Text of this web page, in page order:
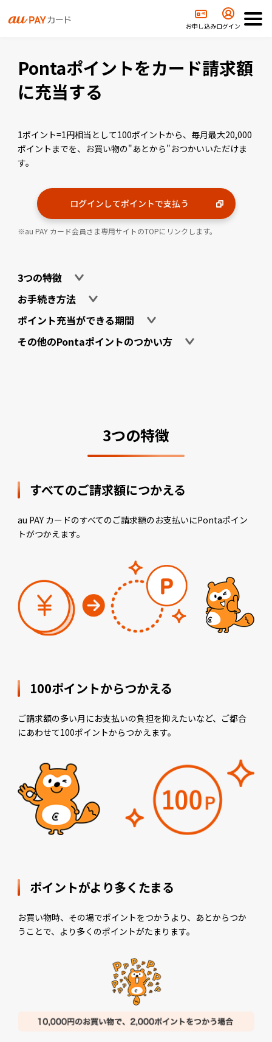
お申し込みログイン
ポイントをつかう Pontaポイントをカード請求額に充当する
Pontaポイントをカード請求額
に充当する
1ポイント=1円相当として100ポイントから、毎月最大20,000
ポイントまでを、お買い物の"あとから"おつかいいただけま
す。
ログインしてポイントで支払う
au PAY カード会員さま専用サイトのTOPにリンクします。
3つの特徴
お手続き方法
ポイント充当ができる期間
その他のPontaポイントのつかい方
3つの特徴
すべてのご請求額につかえる
au PAY カードのすべてのご請求額のお支払いにPontaポイン
トがつかえます。
100ポイントからつかえる
ご請求額の多い月にお支払いの負担を抑えたいなど、ご都合
にあわせて100ポイントからつかえます。
ポイントがより多くたまる
お買い物時、その場でポイントをつかうより、あとからつか
うことで、より多くのポイントがたまります。